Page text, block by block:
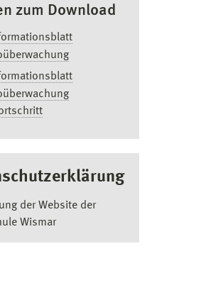
zum Download
der Website der
Wismar